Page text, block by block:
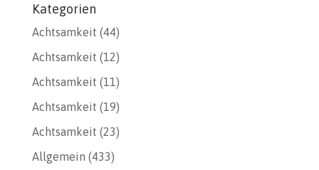
Kategorien
Achtsamkeit (44)
Achtsamkeit (12)
Achtsamkeit (11)
Achtsamkeit (19)
Achtsamkeit (23)
Allgemein (433)